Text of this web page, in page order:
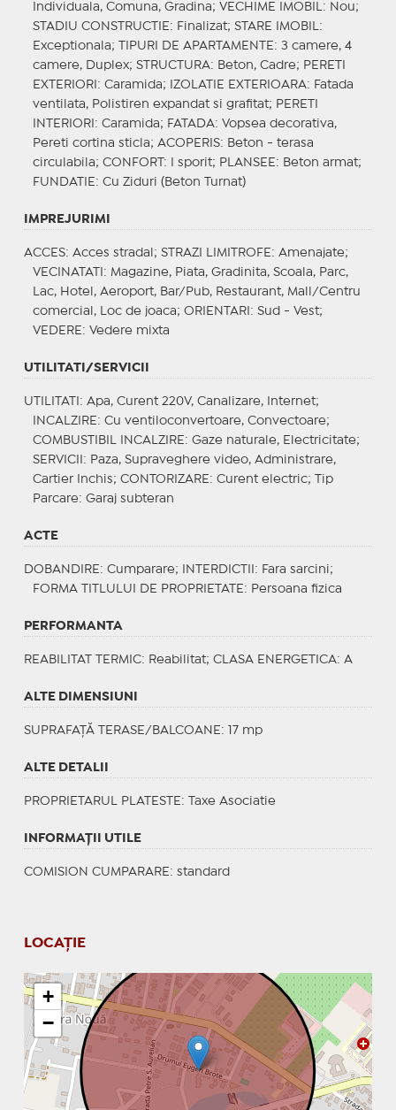
Individuala, Comuna, Gradina; VECHIME IMOBIL : Nou;
STADIU CONSTRUCTIE : Finalizat; STARE IMOBIL :
Exceptionala;
TIPURI DE APARTAMENTE : 3 camere, 4
camere, Duplex; STRUCTURA: Beton, Cadre; PERETI
EXTERIORI : Caramida; IZOLATIE EXTERIOARA: Fatada
ventilata, Polistiren expandat si grafitat; PERETI
INTERIORI : Caramida; FATADA: Vopsea decorativa,
Pereti cortina sticla; ACOPERIS: Beton - terasa
circulabila; CONFORT : I sporit; PLANSEE : Beton armat;
FUNDATIE : Cu Ziduri (Beton Turnat)
IMPREJURIMI
ACCES: Acces stradal; STRAZI LIMITROFE : Amenajate;
VECINATATI : Magazine, Piata, Gradinita, Scoala, Parc,
Lac, Hotel, Aeroport, Bar/Pub, Restaurant, Mall/Centru
comercial, Loc de joaca; ORIENTARI : Sud - Vest;
VEDERE : Vedere mixta
UTILITATI/SERVICII
UTILITATI : Apa, Curent 220V, Canalizare, Internet;
INCALZIRE : Cu ventiloconvertoare, Convectoare;
COMBUSTIBIL INCALZIRE : Gaze naturale, Electricitate;
SERVICII : Paza, Supraveghere video, Administrare,
Cartier Inchis; CONTORIZARE : Curent electric;
Tip
Parcare: Garaj subteran
ACTE
DOBANDIRE : Cumparare; INTERDICTII : Fara sarcini;
FORMA TITLULUI DE PROPRIETATE : Persoana fizica
PERFORMANTA
REABILITAT TERMIC: Reabilitat; CLASA ENERGETICA: A
ALTE DIMENSIUNI
SUPRAFAȚĂ TERASE/BALCOANE: 17 mp
ALTE DETALII
PROPRIETARUL PLATESTE : Taxe Asociatie
INFORMAŢII UTILE
COMISION CUMPARARE: standard
LOCAȚIE
+
−